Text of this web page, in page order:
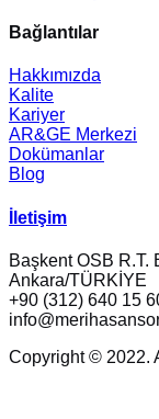
Bağlantılar
Hakkımızda
Kalite
Kariyer
AR&GE Merkezi
Dokümanlar
Blog
İletişim
Başkent OSB R.T.
Ankara/TÜRKİYE
+90 (312) 640 15
Copyright © 2022.